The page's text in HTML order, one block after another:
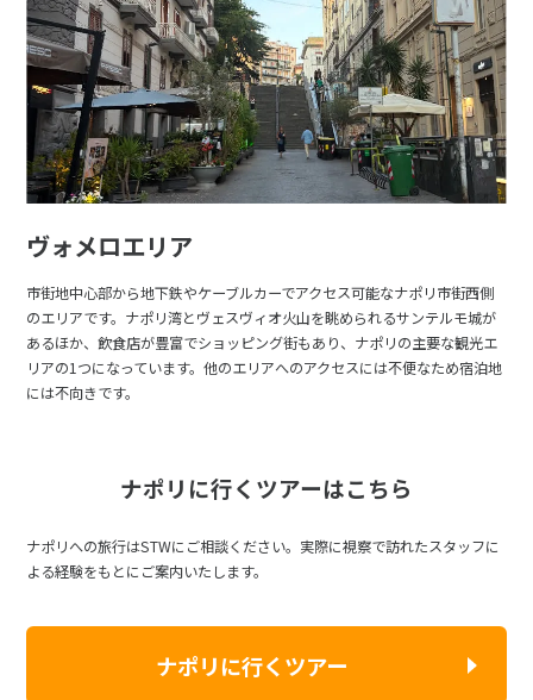
ヴォメロエリア
市街地中心部から地下鉄やケーブルカーでアクセス可能なナポリ市街西側
のエリアです。ナポリ湾とヴェスヴィオ火山を眺められるサンテルモ城が
あるほか、飲食店が豊富でショッピング街もあり、ナポリの主要な観光エ
リアの1つになっています。他のエリアへのアクセスには不便なため宿泊地
には不向きです。
ナポリに行くツアーはこちら
ナポリへの旅行はSTWにご相談ください。実際に視察で訪れたスタッフに
よる経験をもとにご案内いたします。
ナポリに行くツアー